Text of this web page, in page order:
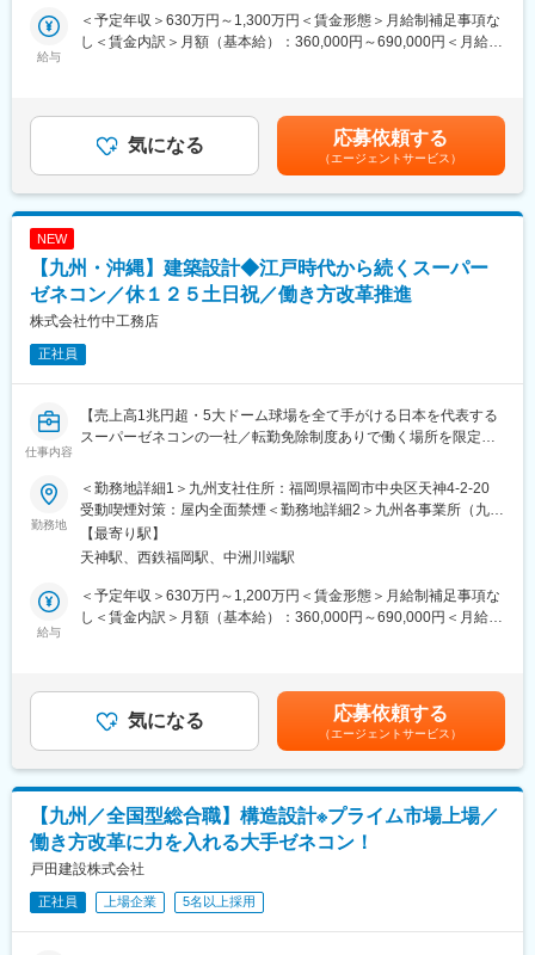
当社は、鹿島建設、大成建設、清水建設、大林組、竹中工務店な
ど大手企業との取引が多く、商業施設、テーマパークなど全国で
【◇社員の可能性を最大限引き出す環境◇】
CAD操作方法の研修、各種資格支援制度（建築士、建築施工管理
技士、電気工事士等）等、汎用性のあるスキルを身に着けられる
機会を用意しており、資格受験費用負担や学校との提携も行って
■業務内容
■業務詳細
・建築工事における施工図の作成および製作図の確認
■作品例
東京タワー、日本武道館、あべのハルカス、東京ミッドタウン、
東京ドーム、大阪ドーム他多数
間など）、有給取得平均12日とお休みもしっかり取得していま
す。
す。
└再雇用制度有で長期就業が可能な体制です！
・平均勤続年数18.9年、福利厚生が充実しています。
・勤怠管理：パソコンのログと勤務通知システムが連動。サービ
・残業削減：「竹中新生産システム」と称し、働き方改革に向け
た各種取組を行っています。4Dシミュレーションを活用した施工
■転勤発生時のフォロー制度
自宅から離れた場所で勤務する社員に最大限の支援を用意してい
・別居滞在手当（5.0万／月※別居を選した場合）
・帰宅手当（赴任先～自宅迄の旅費×3回×1.2に相当する金額が毎
月定額で支給されます）
・育児・介護等のご事情により、転勤免除制度が適用できます。
（例：お子様が中学生に上がる迄、2人目以降も適用可）
変更の範囲：会社の定める業務
変更の範囲：会社の定める業務
給与
＜予定年収＞630万円～1,300万円＜賃金形態＞月給制補足事項な
し＜賃金内訳＞月額（基本給）：360,000円～690,000円＜月給＞
し決定します。■賞与：年2回（6月・12月予定、支給額は会社業
績及び人事評価に応じて変動）■昇給 ：年1回（4月）賃金はあく
までも目安の金額であり、選考を通じて上下する可能性がありま
す。月給(月額)は固定手当を含めた表記です。
気になる 応募依頼する
（エージェントサービス）
NEW
【九州・沖縄】建築設計◆江戸時代から続くスーパー
ゼネコン／休１２５土日祝／働き方改革推進
株式会社竹中工務店
正社員
仕事内容
【売上高1兆円超・5大ドーム球場を全て手がける日本を代表する
スーパーゼネコンの一社／転勤免除制度ありで働く場所を限定す
企業】
◎スーパーゼネコンで最先端の技術に触れながらキャリアアッ
プ！
◎DXを推進しながら働き方改革も促進中！
■業務内容
■業務詳細
・基本設計、実施設計、工事監理、確認申請関連等の各業務
・その他（調査、診断・評価、企画、手続きの代理等）
■作品例
東京タワー、日本武道館、あべのハルカス、東京ミッドタウン、
東京ドーム、大阪ドーム他多数
■就業環境
勤務地
＜勤務地詳細1＞九州支社住所：福岡県福岡市中央区天神4-2-20
受動喫煙対策：屋内全面禁煙＜勤務地詳細2＞九州各事業所（九州
支店管轄内の事業所）住所：福岡県、長崎県、大分県、佐賀県、
熊本県、宮崎県、鹿児島県、沖縄県 受動喫煙対策：屋内全面禁煙
【最寄り駅】
天神駅、西鉄福岡駅、中洲川端駅
給与
＜予定年収＞630万円～1,200万円＜賃金形態＞月給制補足事項な
し＜賃金内訳＞月額（基本給）：360,000円～690,000円＜月給＞
し決定します。■賞与：年2回（6月・12月予定、支給額は会社業
績及び人事評価に応じて変動）■昇給 ：年1回（4月）賃金はあく
までも目安の金額であり、選考を通じて上下する可能性がありま
す。月給(月額)は固定手当を含めた表記です。
気になる 応募依頼する
（エージェントサービス）
【九州／全国型総合職】構造設計※プライム市場上場／
働き方改革に力を入れる大手ゼネコン！
戸田建設株式会社
正社員 上場企業 5名以上採用